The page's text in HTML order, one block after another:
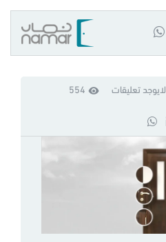
لايوجد تعليقات
554